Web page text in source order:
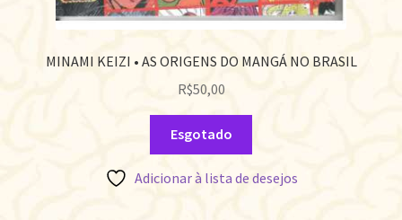
MINAMI KEIZI • AS ORIGENS DO MANGÁ NO BRASIL
R$50,00
Esgotado
Adicionar à lista de desejos